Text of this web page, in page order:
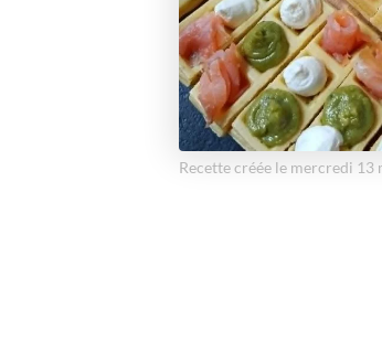
Recette créée le mercredi 13